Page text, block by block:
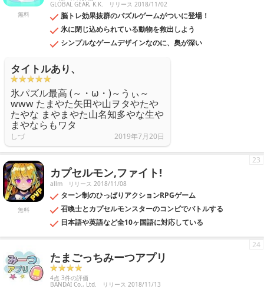
無料
GLOBAL GEAR, K.K. リリース 2018/11/02
脳トレ効果抜群のパズルゲームがついに登場！
氷に閉じ込められている動物を救出しよう
シンプルなゲームデザインなのに、奥が深い
タイトルあり、
氷パズル最高 (～・ω・)～うぃ～
www たまやた矢田や山ヲタやたや
たやな まやまやた山名知多やな生や
まやならもワタ
しづ 2019年7月20日
無料
カプセルモン,ファイト!
allm リリース 2018/11/08
ターン制のひっぱりアクションRPGゲーム
召喚士とカプセルモンスターのコンビでバトルする
日本語や英語など全10ヶ国語に対応している
23
たまごっちみーつアプリ
4点 3件の評価
BANDAI Co., Ltd. リリース 2018/11/13
24